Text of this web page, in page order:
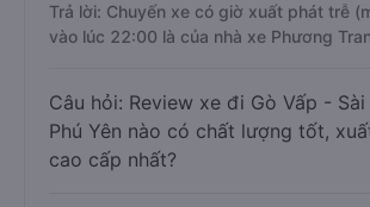
Trả lời: Chuyến xe có giờ xuất phát trễ
vào lúc 22:00 là của nhà xe Phương
Câu hỏi: Review xe đi Gò Vấp -
Phú Yên nào có chất lượng tốt,
cao cấp nhất?